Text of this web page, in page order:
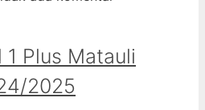
1 Plus Matauli
2025